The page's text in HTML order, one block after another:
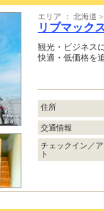
エリア ： 北海道
リブマック
観光・ビジネス
快適・低価格を
住所
交通情報
チェックイン／
ト